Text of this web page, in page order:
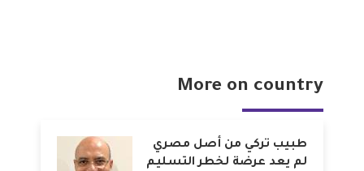
More on country
طبيب تركي من أصل مصري
لم يعد عرضة لخطر التسليم